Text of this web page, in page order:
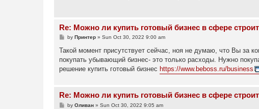
Re: Можно ли купить готовый бизнес в сфере
P
s
by Принтер» Sun Oct 30, 2022 9:00 am
Такой момент присутствует сейчас, ноя не думаю, что Вы за
покупать убывающий бизнес- это только расходы. Нужно
решение купить готовый бизнес https://www.beboss.ru/business
Re: Можно ли купить готовый бизнес в сфере
Pby Оливан» Sun Oct 30, 2022 9:05 am